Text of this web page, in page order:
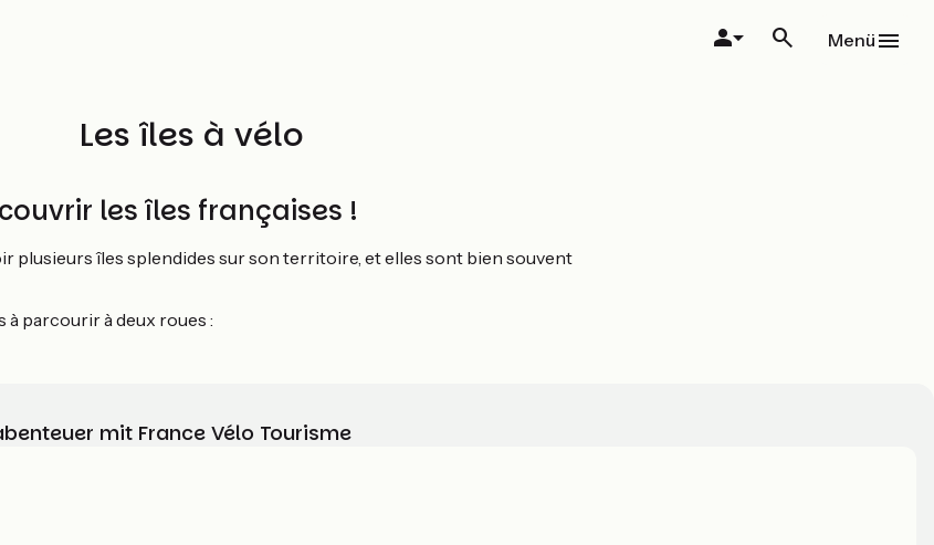
Menü
Les îles à vélo
les îles françaises !
plusieurs îles splendides sur son territoire, et elles sont bien souvent
parcourir à deux roues :
mit France Vélo Tourisme